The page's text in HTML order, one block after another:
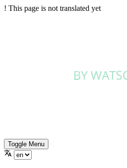
! This page is not translated yet
Toggle Menu